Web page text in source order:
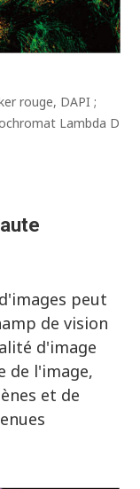
rouge, DAPI ;
Lambda D
peut
de vision
d'image
de l'image,
et de